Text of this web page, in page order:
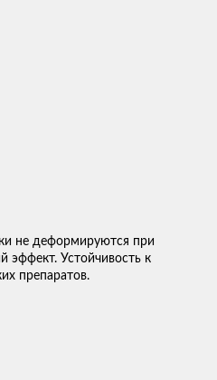
не деформируются при
эффект. Устойчивость к
препаратов.